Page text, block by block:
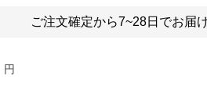
ご注文確定から7~28日でお届
円